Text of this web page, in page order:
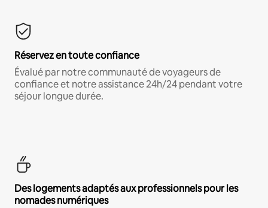
Réservez en toute confiance
Évalué par notre communauté de voyageurs de
confiance et notre assistance 24h/24 pendant votre
séjour longue durée.
Des logements adaptés aux professionnels pour les
nomades numériques